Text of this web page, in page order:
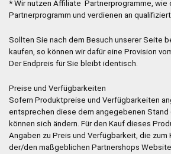
* Wir nutzen Affiliate Partnerprogramme, wie
Partnerprogramm und verdienen an
Sollten Sie nach dem Besuch unserer Seite
kaufen, so können wir dafür eine Provision
Der Endpreis für Sie bleibt identisch.
Preise und Verfügbarkeiten
Sofern Produktpreise und Verfügbarkeiten
entsprechen diese dem angegebenen Stand
können sich ändern. Für den Kauf dieses
Angaben zu Preis und Verfügbarkeit, die zum
der/den maßgeblichen Partnershops